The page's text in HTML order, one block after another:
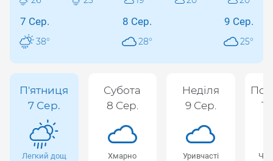
7 Сер.
38°
8 Сер.
28°
9 Сер.
25°
П'ятниця
7 Сер.
Легкий дощ
Субота
8 Сер.
Хмарно
Неділя
9 Сер.
Уривчасті